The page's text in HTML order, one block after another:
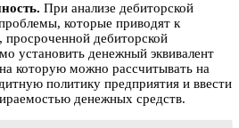
При анализе дебиторской
которые приводят к
дебиторской
установить денежный эквивалент
которую можно рассчитывать на
политику предприятия и ввести
денежных средств.